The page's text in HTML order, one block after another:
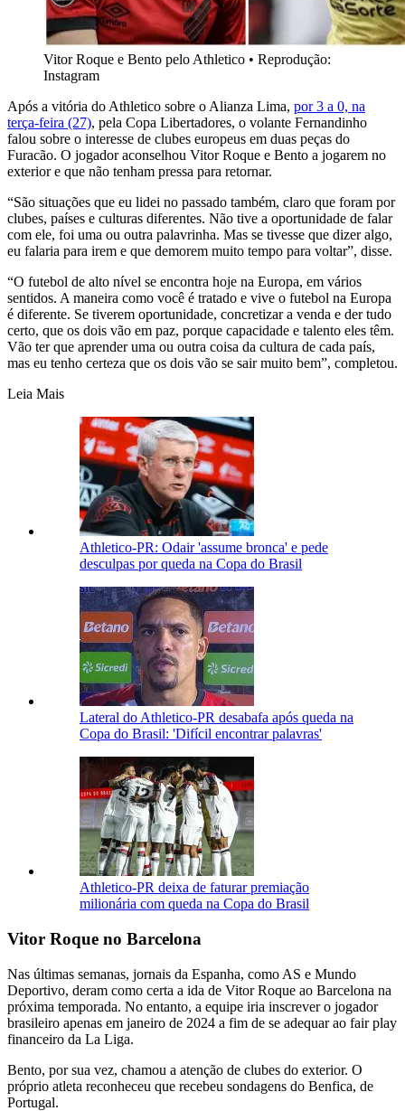
Vitor Roque e Bento pelo Athletico • Reprodução:
Instagram
Após a vitória do Athletico sobre o Alianza Lima, por 3 a 0, na
terça-feira (27), pela Copa Libertadores, o volante Fernandinho
falou sobre o interesse de clubes europeus em duas peças do
Furacão. O jogador aconselhou Vitor Roque e Bento a jogarem no
exterior e que não tenham pressa para retornar.
“São situações que eu lidei no passado também, claro que foram por
clubes, países e culturas diferentes. Não tive a oportunidade de falar
com ele, foi uma ou outra palavrinha. Mas se tivesse que dizer algo,
eu falaria para irem e que demorem muito tempo para voltar”, disse.
“O futebol de alto nível se encontra hoje na Europa, em vários
sentidos. A maneira como você é tratado e vive o futebol na Europa
é diferente. Se tiverem oportunidade, concretizar a venda e der tudo
certo, que os dois vão em paz, porque capacidade e talento eles têm.
Vão ter que aprender uma ou outra coisa da cultura de cada país,
mas eu tenho certeza que os dois vão se sair muito bem”, completou.
Leia Mais
Athletico-PR: Odair 'assume bronca' e pede
desculpas por queda na Copa do Brasil
Lateral do Athletico-PR desabafa após queda na
Copa do Brasil: 'Difícil encontrar palavras'
Athletico-PR deixa de faturar premiação
milionária com queda na Copa do Brasil
Vitor Roque no Barcelona
Nas últimas semanas, jornais da Espanha, como AS e Mundo
Deportivo, deram como certa a ida de Vitor Roque ao Barcelona na
próxima temporada. No entanto, a equipe iria inscrever o jogador
brasileiro apenas em janeiro de 2024 a fim de se adequar ao fair play
financeiro da La Liga.
Bento, por sua vez, chamou a atenção de clubes do exterior. O
próprio atleta reconheceu que recebeu sondagens do Benfica, de
Portugal.